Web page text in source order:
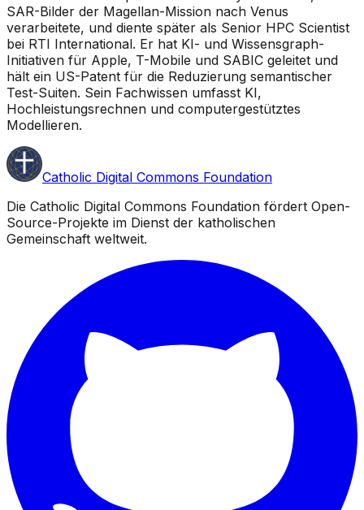
SAR-Bilder der Magellan-Mission nach Venus
verarbeitete, und diente später als Senior HPC Scientist
bei RTI International. Er hat KI- und Wissensgraph-
Initiativen für Apple, T-Mobile und SABIC geleitet und
hält ein US-Patent für die Reduzierung semantischer
Test-Suiten. Sein Fachwissen umfasst KI,
Hochleistungsrechnen und computergestütztes
Modellieren.
Catholic Digital Commons Foundation
Die Catholic Digital Commons Foundation fördert Open-
Source-Projekte im Dienst der katholischen
Gemeinschaft weltweit.